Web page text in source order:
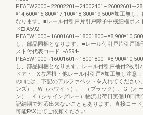
¥14,600¥15,800¥17,100¥18,300¥19,500※加工無し、
なります。■レール付引戸片引戸障子中桟細框ポス
ド□-A592-
し、部品同梱となります。■レール付引戸片引戸障
スト付代表コード□-A594-
し、部品同梱となります。レール付引戸袖付2枚引
ドア・FIX窓屋根・他レール付引戸※加工無し注意
の□には、下記のアルファベットを入れてください
ンズ）、W（ホワイト）、T（ブラック）、G（オ
ン）、K（シャイングレー）物流出荷日実働10日間
記納期で対応出来ないこともあります。直接コー
可能FAXにてご依頼ください